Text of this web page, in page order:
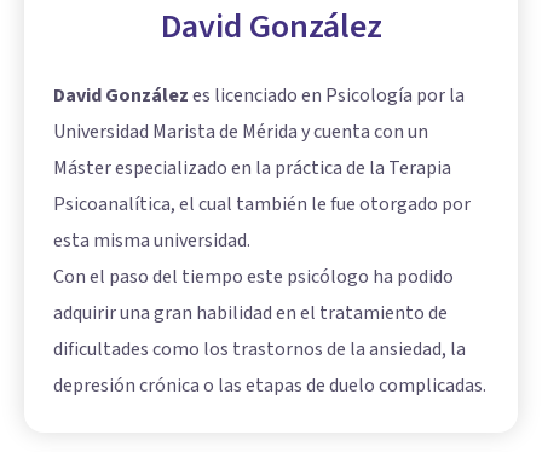
David González
David Gonzálezes licenciado en Psicología por la
Universidad Marista de Mérida y cuenta con un
Máster especializado en la práctica de la Terapia
Psicoanalítica, el cual también le fue otorgado por
esta misma universidad.
Con el paso del tiempo este psicólogo ha podido
adquirir una gran habilidad en el tratamiento de
dificultades como los trastornos de la ansiedad, la
depresión crónica o las etapas de duelo complicadas.